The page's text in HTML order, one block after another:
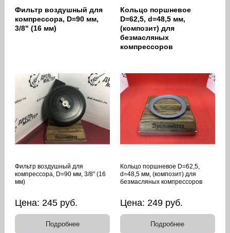
Фильтр воздушный для
компрессора, D=90 мм,
3/8" (16 мм)
Фильтр воздушный для
компрессора, D=90 мм, 3/8" (16
мм)
Цена: 245 руб.
Подробнее
Кольцо поршневое
D=62,5, d=48,5 мм,
(композит) для
безмасляных
компрессоров
Кольцо поршневое D=62,5,
d=48,5 мм, (композит) для
безмасляных компрессоров
Цена: 249 руб.
Подробнее